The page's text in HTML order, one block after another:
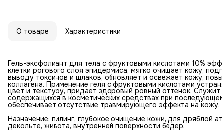
О товаре Характеристики
Гель-эксфолиант для тела с фруктовыми кислотами 10%
клетки рогового слоя эпидермиса, мягко очищает кожу,
выводу токсинов и шлаков, обновляет и освежает кожу,
коллагена. Применение геля с фруктовыми кислотами
цвет и текстуру, придает здоровый ровный оттенок.
содержащихся в косметических средствах при
обеспечивает отсутствие травмирующего эффекта на кожу.
Назначение: пилинг, глубокое очищение кожи, для дряблой
декольте, живота, внутренней поверхности бедер.